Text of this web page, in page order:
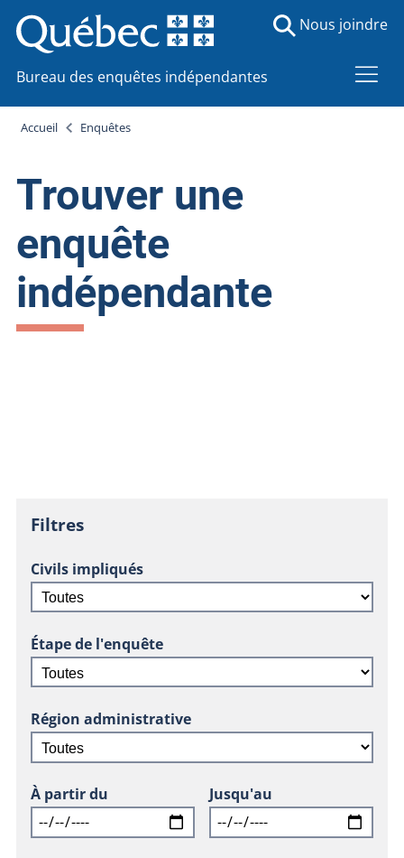
Bureau des enquêtes indépendantes
Nous joindre
Accueil Enquêtes
Trouver une
enquête
indépendante
Filtres
Civils impliqués
Étape de l'enquête
Région administrative
À partir du Jusqu'au